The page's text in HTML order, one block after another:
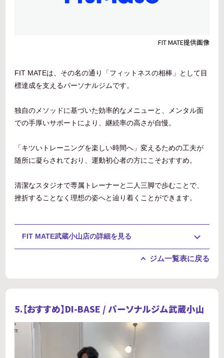
FIT MATE提供画像
FIT MATEは、その名の通り「フィットネスの相棒」として目
標達成を支えるパーソナルジムです。
独自のメソッドに基づいた効率的なメニューと、メンタル面
での手厚いサポートにより、継続率の高さが自慢。
「キツいトレーニングを楽しい時間へ」変えるための工夫が
随所に凝らされており、運動初心者の方にこそおすすめ。
清潔なスタジオで専属トレーナーと二人三脚で歩むことで、
挫折することなく理想の姿へと辿り着くことができます。
FIT MATE武蔵小山店の詳細を見る
ジム一覧表に戻る
5.【おすすめ】DI-BASE / パーソナルジム武蔵小山